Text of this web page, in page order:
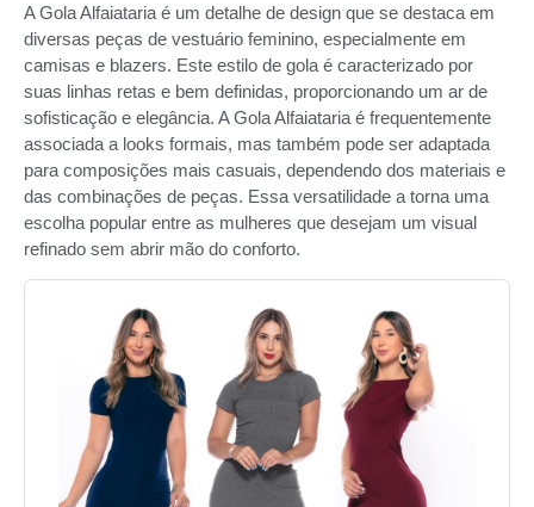
A Gola Alfaiataria é um detalhe de design que se destaca em
diversas peças de vestuário feminino, especialmente em
camisas e blazers. Este estilo de gola é caracterizado por
suas linhas retas e bem definidas, proporcionando um ar de
sofisticação e elegância. A Gola Alfaiataria é frequentemente
associada a looks formais, mas também pode ser adaptada
para composições mais casuais, dependendo dos materiais e
das combinações de peças. Essa versatilidade a torna uma
escolha popular entre as mulheres que desejam um visual
refinado sem abrir mão do conforto.